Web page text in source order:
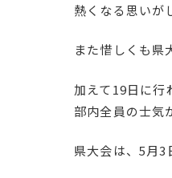
熱くなる思いが
また惜しくも県
加えて19日に行
部内全員の士気
県大会は、5月3